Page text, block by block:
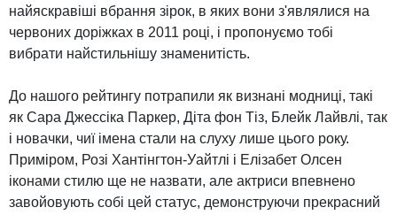
найяскравіші вбрання зірок, в яких вони з'являлися на
червоних доріжках в 2011 році, і пропонуємо тобі
вибрати найстильнішу знаменитість.
До нашого рейтингу потрапили як визнані модниці, такі
як Сара Джессіка Паркер, Діта фон Тіз, Блейк Лайвлі, так
і новачки, чиї імена стали на слуху лише цього року.
Приміром, Розі Хантінгтон-Уайтлі і Елізабет Олсен
іконами стилю ще не назвати, але актриси впевнено
завойовують собі цей статус, демонструючи прекрасний